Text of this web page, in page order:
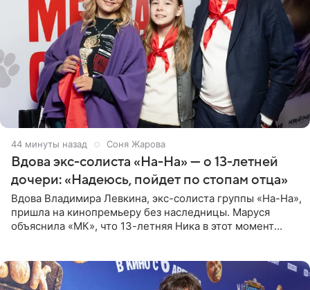
44 минуты назад Соня Жарова
Вдова экс-солиста «На-На» — о 13-летней
дочери: «Надеюсь, пойдет по стопам отца»
Вдова Владимира Левкина, экс-солиста группы «На-На»,
пришла на кинопремьеру без наследницы. Маруся
объяснила «МК», что 13-летняя Ника в этот момент